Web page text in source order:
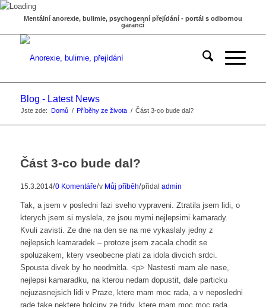
Mentální anorexie, bulimie, psychogenní přejídání - portál s odbornou
garancí
Blog - Latest News
Jste zde: Domů / Příběhy ze života / Část 3-co bude dal?
Část 3-co bude dal?
15.3.2014/0 Komentáře/v Můj příběh/přidal admin
Tak, a jsem v posledni fazi sveho vypraveni. Ztratila jsem lidi, o
kterych jsem si myslela, ze jsou mymi nejlepsimi kamarady.
Kvuli zavisti. Ze dne na den se na me vykaslaly jedny z
nejlepsich kamaradek – protoze jsem zacala chodit se
spoluzakem, ktery vseobecne plati za idola divcich srdci.
Spousta divek by ho neodmitla. <p> Nastesti mam ale nase,
nejlepsi kamaradku, na kterou nedam dopustit, dale particku
nejuzasnejsich lidi v Praze, ktere mam moc rada, a v neposledni
rade take nektere holciny ze tridy, ktere mam moc moc rada.